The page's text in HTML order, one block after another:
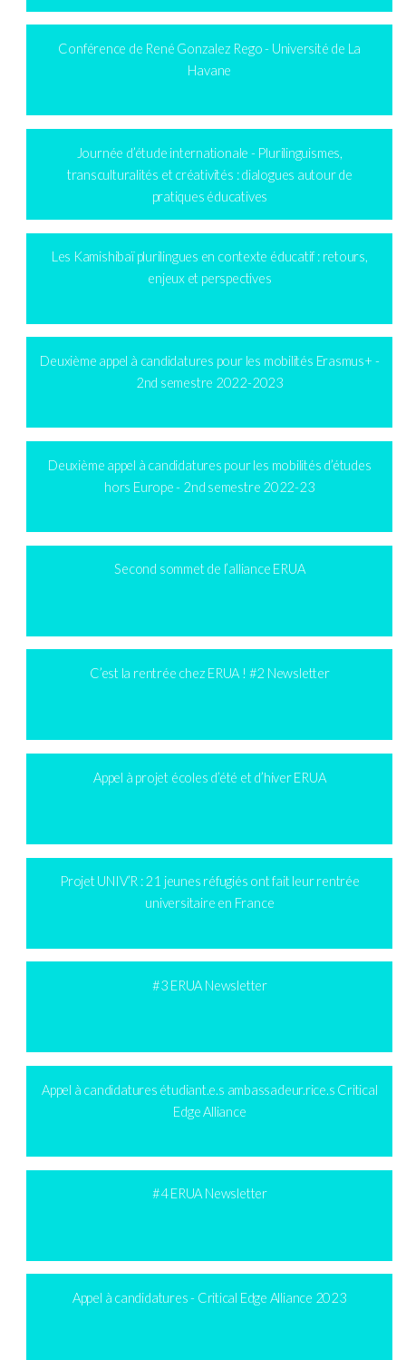
Conférence de René Gonzalez Rego - Université de La
Havane
Journée d’étude internationale - Plurilinguismes,
transculturalités et créativités : dialogues autour de
pratiques éducatives
Les Kamishibaï plurilingues en contexte éducatif : retours,
enjeux et perspectives
Deuxième appel à candidatures pour les mobilités Erasmus+ -
2nd semestre 2022-2023
Deuxième appel à candidatures pour les mobilités d’études
hors Europe - 2nd semestre 2022-23
Second sommet de l’alliance ERUA
C’est la rentrée chez ERUA ! #2 Newsletter
Appel à projet écoles d’été et d’hiver ERUA
Projet UNIV’R : 21 jeunes réfugiés ont fait leur rentrée
universitaire en France
#3 ERUA Newsletter
Appel à candidatures étudiant.e.s ambassadeur.rice.s Critical
Edge Alliance
#4 ERUA Newsletter
Appel à candidatures - Critical Edge Alliance 2023